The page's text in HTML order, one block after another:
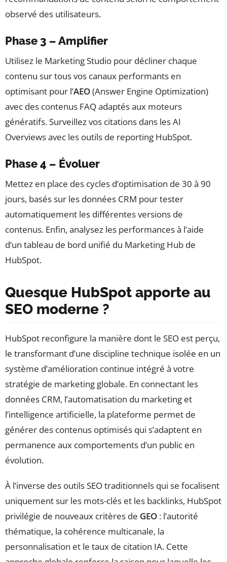
observé des utilisateurs.
Phase 3 – Amplifier
Utilisez le Marketing Studio pour décliner chaque
contenu sur tous vos canaux performants en
optimisant pour l’AEO(Answer Engine Optimization)
avec des contenus FAQ adaptés aux moteurs
génératifs. Surveillez vos citations dans les AI
Overviews avec les outils de reporting HubSpot.
Phase 4 – Évoluer
Mettez en place des cycles d’optimisation de 30 à 90
jours, basés sur les données CRM pour tester
automatiquement les différentes versions de
contenus. Enfin, analysez les performances à l’aide
d’un tableau de bord unifié du Marketing Hub de
HubSpot.
Quesque HubSpot apporte au
SEO moderne ?
HubSpot reconfigure la manière dont le SEO est perçu,
le transformant d’une discipline technique isolée en un
système d’amélioration continue intégré à votre
stratégie de marketing globale. En connectant les
données CRM, l’automatisation du marketing et
l’intelligence artificielle, la plateforme permet de
générer des contenus optimisés qui s’adaptent en
permanence aux comportements d’un public en
évolution.
À l’inverse des outils SEO traditionnels qui se focalisent
uniquement sur les mots-clés et les backlinks, HubSpot
privilégie de nouveaux critères de GEO : l’autorité
thématique, la cohérence multicanale, la
personnalisation et le taux de citation IA. Cette